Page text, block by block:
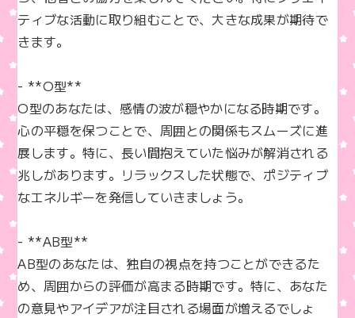
ティブな活動に取り組むことで、大きな成果が期待で
きます。
- **O型**
O型のあなたは、感情の波が穏やかになる時期です。
心の平穏を保つことで、周囲との関係もスムーズに進
展します。特に、長い間抱えていた悩みが解消される
兆しがあります。リラックスした状態で、ポジティブ
なエネルギーを発信していきましょう。
- **AB型**
AB型のあなたは、独自の視点を持つことができるた
め、周囲からの評価が高まる時期です。特に、あなた
の意見やアイデアが注目される場面が増えるでしょ